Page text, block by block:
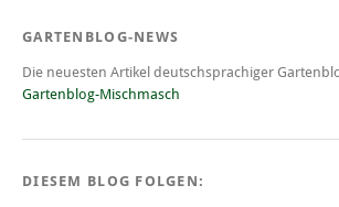
GARTENBLOG-NEWS
Die neuesten Artikel deutschsprachiger
Gartenblog-Mischmasch
DIESEM BLOG FOLGEN: